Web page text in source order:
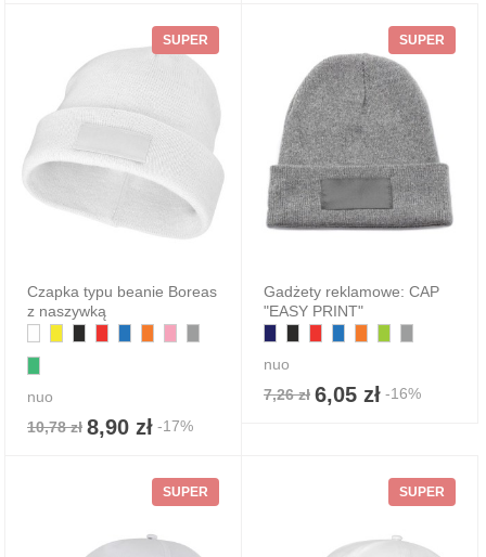
SUPER
Czapka typu beanie Boreas
z naszywką
nuo
10,78 zł 8,90 zł -17%
SUPER
Gadżety reklamowe: CAP
"EASY PRINT"
nuo
7,26 zł 6,05 zł -16%
SUPER SUPER